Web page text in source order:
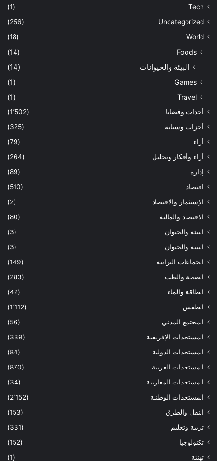
Tech
(1)
Uncategorized
(256)
World
(18)
Foods
(14)
البيئة والحيوانات (14)
Games
(1)
Travel
(1)
أحداث وقضايا
(1٬502)
أحزاب وسياية
(325)
أراء
(79)
أراء وأفكار وتحليل
(264)
إدارة
(89)
اقتصاد
(510)
الإستثمار والاقتصاد
(2)
الاقتصاد والمالية
(80)
البيئة والحيوان
(3)
البيىة والحيوان
(3)
الجماعات الترابية
(149)
الصحة والطب
(283)
الطاقة والماء
(42)
الطقس
(1٬112)
المجتمع المدني
(56)
المستجدات الإفريقية
(339)
المستجدات الدولية
(84)
المستجدات العربية
(870)
المستجدات المغاربية
(34)
المستجدات الوطنية
(2٬152)
النقل والطرق
(153)
تربية وتعليم
(331)
تكنولوجيا
(152)
تهنئة
(1)